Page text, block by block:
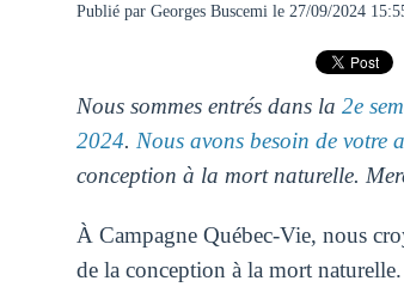
Publié par Georges Buscemi le 27/09/2024
Nous sommes entrés dans la 2e
2024. Nous avons besoin de votre
conception à la mort naturelle.
À Campagne Québec-Vie, nous
de la conception à la mort